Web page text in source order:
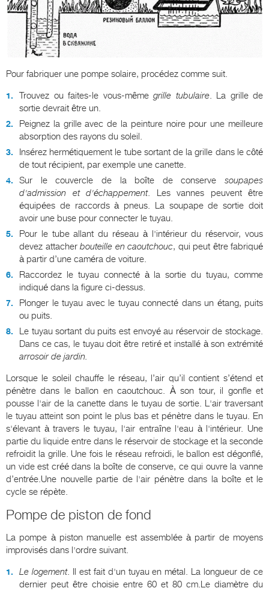
Pour fabriquer une pompe solaire, procédez comme suit.
Trouvez ou faites-le vous-même grille tubulaire. La grille de
sortie devrait être un.
Peignez la grille avec de la peinture noire pour une meilleure
absorption des rayons du soleil.
Insérez hermétiquement le tube sortant de la grille dans le côté
de tout récipient, par exemple une canette.
Sur le couvercle de la boîte de conserve soupapes
d'admission et d'échappement. Les vannes peuvent être
équipées de raccords à pneus. La soupape de sortie doit
avoir une buse pour connecter le tuyau.
Pour le tube allant du réseau à l'intérieur du réservoir, vous
devez attacher bouteille en caoutchouc, qui peut être fabriqué
à partir d’une caméra de voiture.
Raccordez le tuyau connecté à la sortie du tuyau, comme
indiqué dans la figure ci-dessus.
Plonger le tuyau avec le tuyau connecté dans un étang, puits
ou puits.
Le tuyau sortant du puits est envoyé au réservoir de stockage.
Dans ce cas, le tuyau doit être retiré et installé à son extrémité
arrosoir de jardin.
Lorsque le soleil chauffe le réseau, l’air qu’il contient s’étend et
pénètre dans le ballon en caoutchouc. À son tour, il gonfle et
pousse l'air de la canette dans le tuyau de sortie. L'air traversant
le tuyau atteint son point le plus bas et pénètre dans le tuyau. En
s'élevant à travers le tuyau, l'air entraîne l'eau à l'intérieur. Une
partie du liquide entre dans le réservoir de stockage et la seconde
refroidit la grille. Une fois le réseau refroidi, le ballon est dégonflé,
un vide est créé dans la boîte de conserve, ce qui ouvre la vanne
d’entrée.Une nouvelle partie de l'air pénètre dans la boîte et le
cycle se répète.
Pompe de piston de fond
La pompe à piston manuelle est assemblée à partir de moyens
improvisés dans l'ordre suivant.
Le logement. Il est fait d'un tuyau en métal. La longueur de ce
dernier peut être choisie entre 60 et 80 cm.Le diamètre du